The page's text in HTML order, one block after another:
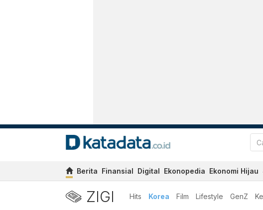
Berita Finansial Digital Ekonopedia Ekonomi Hijau
ZIGI Hits Korea Film Lifestyle GenZ